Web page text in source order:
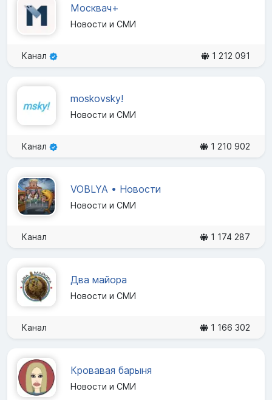
Москвач+
Новости и СМИ
Канал 1 212 091
moskovsky!
Новости и СМИ
Канал 1 210 902
VOBLYA • Новости
Новости и СМИ
Канал 1 174 287
Два майора
Новости и СМИ
Канал 1 166 302
Кровавая барыня
Новости и СМИ